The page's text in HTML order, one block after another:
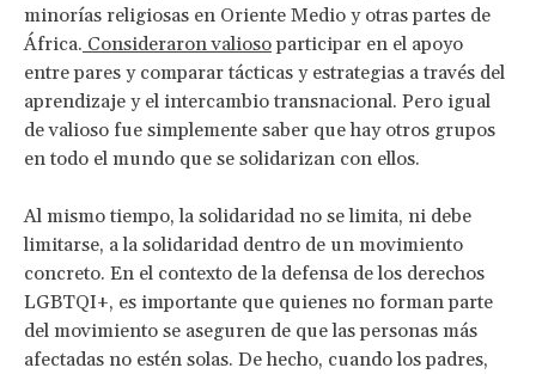
minorías religiosas en Oriente Medio y otras partes de
África. Consideraron valiosoparticipar en el apoyo
entre pares y comparar tácticas y estrategias a través del
aprendizaje y el intercambio transnacional. Pero igual
de valioso fue simplemente saber que hay otros grupos
en todo el mundo que se solidarizan con ellos.
Al mismo tiempo, la solidaridad no se limita, ni debe
limitarse, a la solidaridad dentro de un movimiento
concreto. En el contexto de la defensa de los derechos
LGBTQI+, es importante que quienes no forman parte
del movimiento se aseguren de que las personas más
afectadas no estén solas. De hecho, cuando los padres,